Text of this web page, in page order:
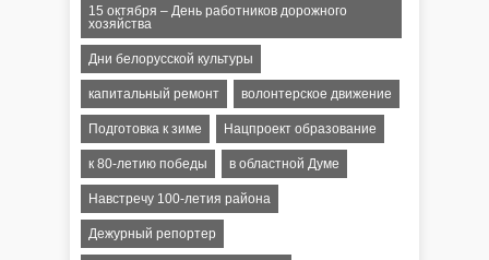
15 октября – День работников дорожного
хозяйства
Дни белорусской культуры
капитальный ремонт волонтерское движение
Подготовка к зиме Нацпроект образование
к 80-летию победы в областной Думе
Навстречу 100-летия района
Дежурный репортер